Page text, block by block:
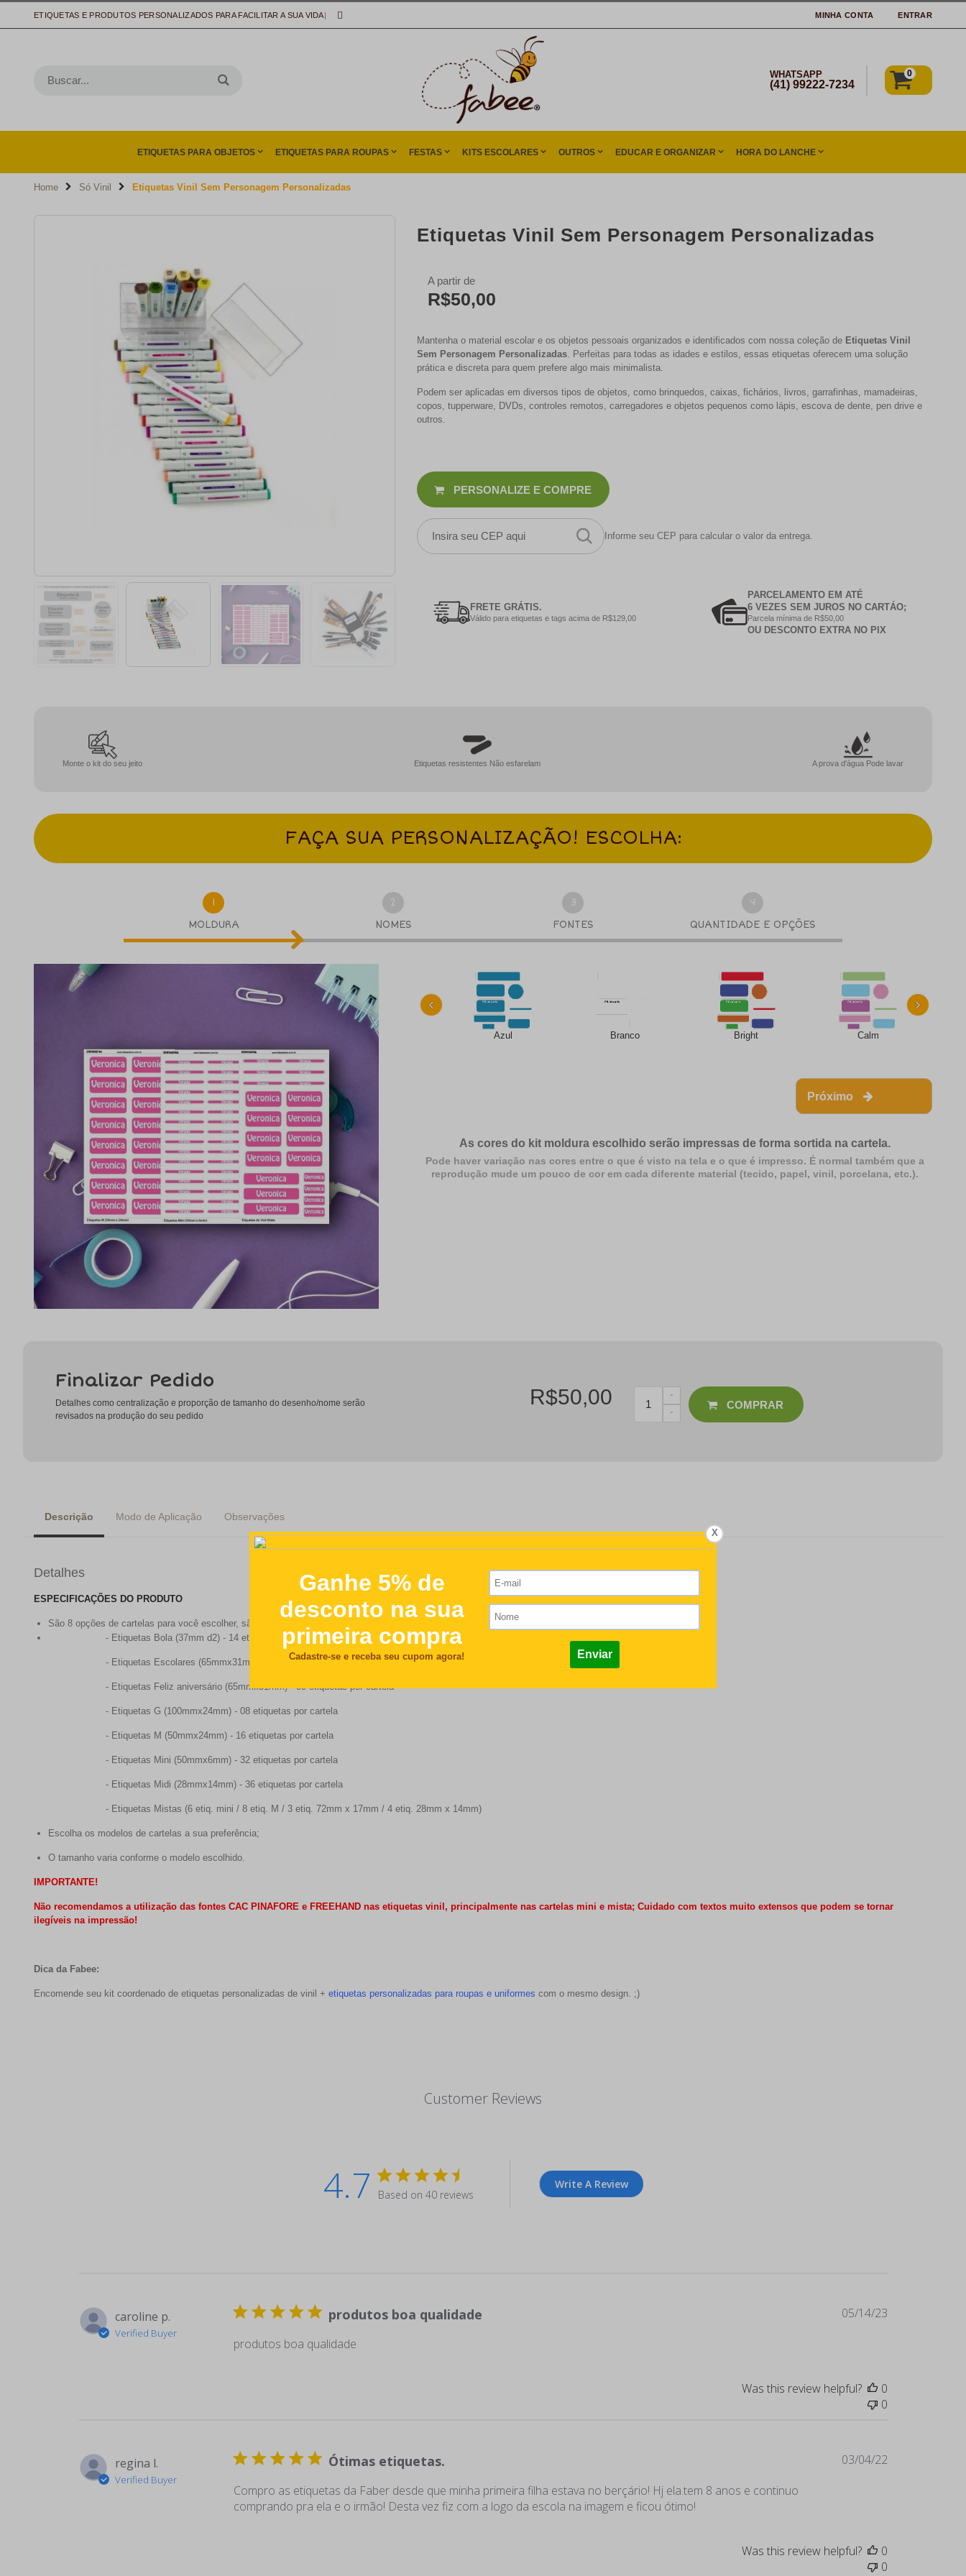
MINHA CONTA ENTRAR
ETIQUETAS E PRODUTOS PERSONALIZADOS PARA FACILITAR A SUA VIDA|
WHATSAPP
(41) 99222-7234
0
ETIQUETAS PARA OBJETOS ETIQUETAS PARA ROUPAS FESTAS KITS ESCOLARES OUTROS EDUCAR E ORGANIZAR HORA DO LANCHE
Home Só Vinil Etiquetas Vinil Sem Personagem Personalizadas
Etiquetas Vinil Sem Personagem Personalizadas
A partir de
R$50,00
Mantenha o material escolar e os objetos pessoais organizados e identificados com nossa coleção de Etiquetas Vinil
Sem Personagem Personalizadas . Perfeitas para todas as idades e estilos, essas etiquetas oferecem uma solução
prática e discreta para quem prefere algo mais minimalista.
Podem ser aplicadas em diversos tipos de objetos, como brinquedos, caixas, fichários, livros, garrafinhas, mamadeiras,
copos, tupperware, DVDs, controles remotos, carregadores e objetos pequenos como lápis, escova de dente, pen drive e
outros.
PERSONALIZE E COMPRE
Informe seu CEP para calcular o valor da entrega.
FRETE GRÁTIS.
Válido para etiquetas e tags acima de R$129,00
PARCELAMENTO EM ATÉ
6 VEZES SEM JUROS NO CARTÁO;
Parcela mínima de R$50,00
OU DESCONTO EXTRA NO PIX
Monte o kit do seu jeito Etiquetas resistentes Não esfarelam A prova d'água Pode lavar
FAÇA SUA PERSONALIZAÇÃO! ESCOLHA:
1
MOLDURA
2
NOMES
3
FONTES
4
QUANTIDADE E OPÇÕES
Azul Branco Bright Calm
‹ ›
Próximo
As cores do kit moldura escolhido serão impressas de forma sortida na cartela.
Pode haver variação nas cores entre o que é visto na tela e o que é impresso. É normal também que a
reprodução mude um pouco de cor em cada diferente material (tecido, papel, vinil, porcelana, etc.).
Finalizar Pedido
Detalhes como centralização e proporção de tamanho do desenho/nome serão
revisados na produção do seu pedido
R$50,00 COMPRAR
Descrição Modo de Aplicação Observações
Detalhes
ESPECIFICAÇÕES DO PRODUTO
São 8 opções de cartelas para você escolher, são elas:
- Etiquetas Bola (37mm d2) - 14 etiquetas por cartela
- Etiquetas Escolares (65mmx31mm) - 09 etiquetas por cartela
- Etiquetas Feliz aniversário (65mmx31mm) - 09 etiquetas por cartela
- Etiquetas G (100mmx24mm) - 08 etiquetas por cartela
- Etiquetas M (50mmx24mm) - 16 etiquetas por cartela
- Etiquetas Mini (50mmx6mm) - 32 etiquetas por cartela
- Etiquetas Midi (28mmx14mm) - 36 etiquetas por cartela
- Etiquetas Mistas (6 etiq. mini / 8 etiq. M / 3 etiq. 72mm x 17mm / 4 etiq. 28mm x 14mm)
Escolha os modelos de cartelas a sua preferência;
O tamanho varia conforme o modelo escolhido.
IMPORTANTE!
Não recomendamos a utilização das fontes CAC PINAFORE e FREEHAND nas etiquetas vinil, principalmente nas cartelas mini e mista; Cuidado com textos muito extensos que podem se tornar
ilegíveis na impressão!
Dica da Fabee:
Encomende seu kit coordenado de etiquetas personalizadas de vinil + etiquetas personalizadas para roupas e uniformes com o mesmo design. ;)
Customer Reviews
4.7 Based on 40 reviews
Write A Review
caroline p.
Verified Buyer
produtos boa qualidade
produtos boa qualidade
Published
05/14/23
Was this review helpful?
0
0
regina l.
Verified Buyer
Ótimas etiquetas.
Compro as etiquetas da Faber desde que minha primeira filha estava no berçário! Hj ela.tem 8 anos e continuo
comprando pra ela e o irmão! Desta vez fiz com a logo da escola na imagem e ficou ótimo!
Published
03/04/22
Was this review helpful?
0
0
X